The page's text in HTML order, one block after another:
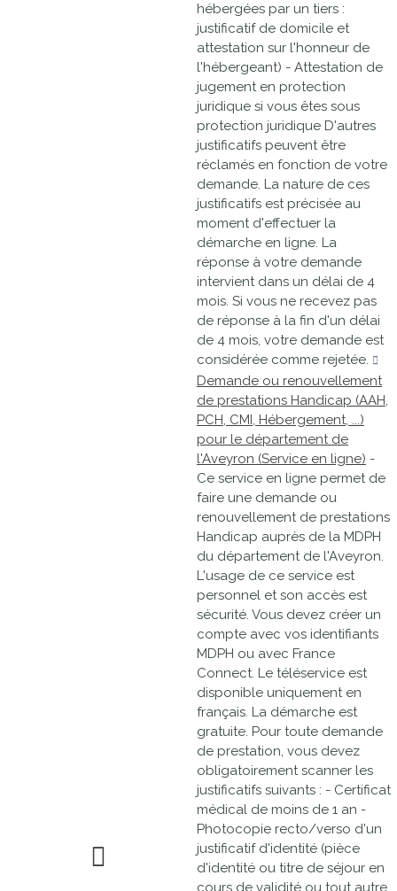
hébergées par un tiers :
justificatif de domicile et
attestation sur l'honneur de
l'hébergeant) - Attestation de
jugement en protection
juridique si vous êtes sous
protection juridique D'autres
justificatifs peuvent être
réclamés en fonction de votre
demande. La nature de ces
justificatifs est précisée au
moment d'effectuer la
démarche en ligne. La
réponse à votre demande
intervient dans un délai de 4
mois. Si vous ne recevez pas
de réponse à la fin d'un délai
de 4 mois, votre demande est
considérée comme rejetée.
Demande ou renouvellement
de prestations Handicap (AAH,
PCH, CMI, Hébergement, ...)
pour le département de
l'Aveyron (Service en ligne) -
Ce service en ligne permet de
faire une demande ou
renouvellement de prestations
Handicap auprès de la MDPH
du département de l'Aveyron.
L'usage de ce service est
personnel et son accès est
sécurité. Vous devez créer un
compte avec vos identifiants
MDPH ou avec France
Connect. Le téléservice est
disponible uniquement en
français. La démarche est
gratuite. Pour toute demande
de prestation, vous devez
obligatoirement scanner les
justificatifs suivants : - Certificat
médical de moins de 1 an -
Photocopie recto/verso d'un
justificatif d'identité (pièce
d'identité ou titre de séjour en
cours de validité ou tout autre